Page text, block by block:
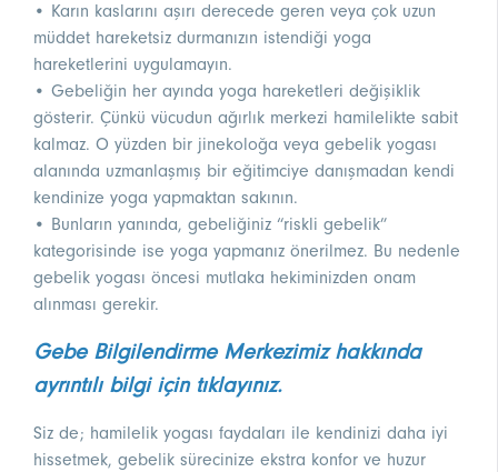
• Karın kaslarını aşırı derecede geren veya çok uzun
müddet hareketsiz durmanızın istendiği yoga
hareketlerini uygulamayın.
• Gebeliğin her ayında yoga hareketleri değişiklik
gösterir. Çünkü vücudun ağırlık merkezi hamilelikte sabit
kalmaz. O yüzden bir jinekoloğa veya gebelik yogası
alanında uzmanlaşmış bir eğitimciye danışmadan kendi
kendinize yoga yapmaktan sakının.
• Bunların yanında, gebeliğiniz “riskli gebelik”
kategorisinde ise yoga yapmanız önerilmez. Bu nedenle
gebelik yogası öncesi mutlaka hekiminizden onam
alınması gerekir.
Gebe Bilgilendirme Merkezimiz hakkında
ayrıntılı bilgi için tıklayınız.
Siz de; hamilelik yogası faydaları ile kendinizi daha iyi
hissetmek, gebelik sürecinize ekstra konfor ve huzur